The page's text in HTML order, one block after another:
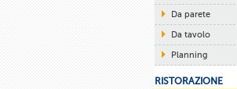
Da parete
Da tavolo
Planning
RISTORAZIONE